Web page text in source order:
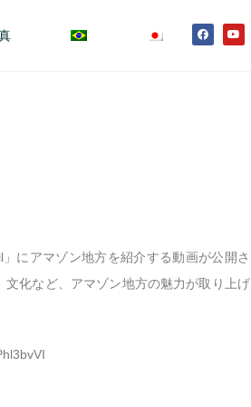
にアマゾン地方を紹介する動画が公開さ
化など、アマゾン地方の魅力が取り上げ